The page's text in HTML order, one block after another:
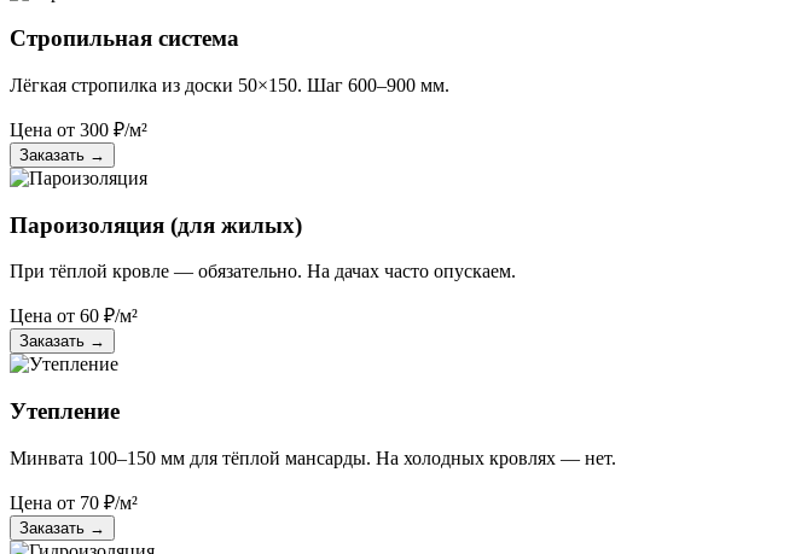
Стропильная система
Лёгкая стропилка из доски 50×150. Шаг 600–900 мм.
Цена от 300 ₽/м²
Заказать →
Пароизоляция (для жилых)
При тёплой кровле — обязательно. На дачах часто опускаем.
Цена от 60 ₽/м²
Заказать →
Утепление
Минвата 100–150 мм для тёплой мансарды. На холодных кровлях — нет.
Цена от 70 ₽/м²
Заказать →